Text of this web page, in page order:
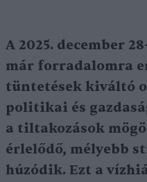
A 2025. december
már forradalomra
tüntetések kiváltó
politikai és
a tiltakozások
érlelődő, mélyebb
húzódik. Ezt a